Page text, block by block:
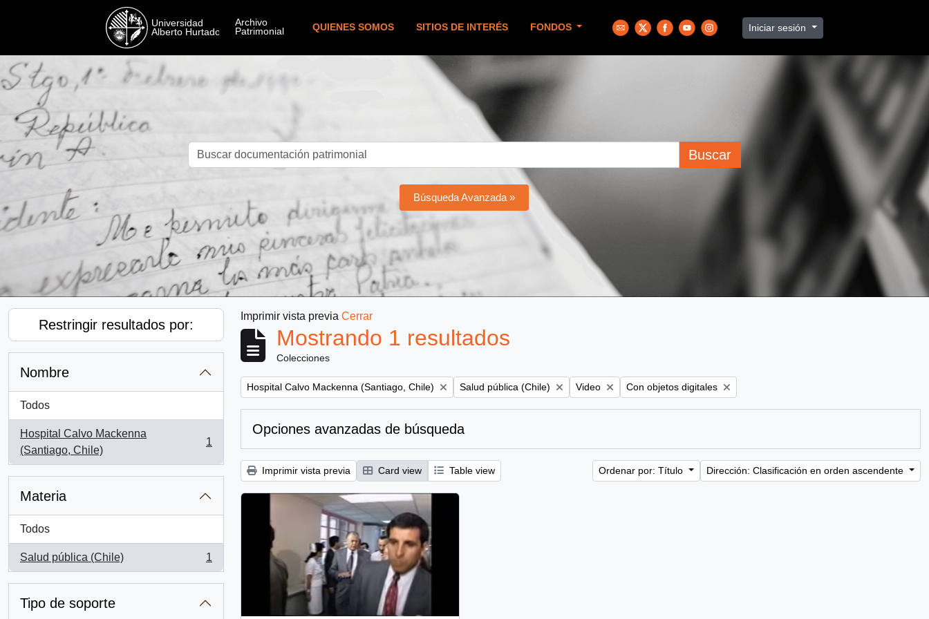
QUIENES SOMOS SITIOS DE INTERÉS FONDOS Iniciar sesión
Buscar
Búsqueda Avanzada »
Restringir resultados por:
Nombre
Todos
Hospital Calvo Mackenna
(Santiago, Chile)
, 1 resultados
1
Materia
Todos
Salud pública (Chile)
, 1 resultados
1
Tipo de soporte
Imprimir vista previa Cerrar
Mostrando 1 resultados
Colecciones
Remove filter:
Hospital Calvo Mackenna (Santiago, Chile) Remove filter:
Salud pública (Chile) Remove filter:
Video Remove filter:
Con objetos digitales
Opciones avanzadas de búsqueda
Imprimir vista previa Card view Table view Ordenar por: Título Dirección: Clasificación en orden ascendente